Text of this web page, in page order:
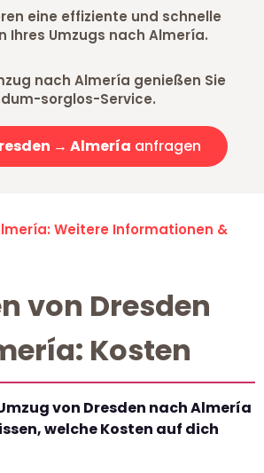
eine effiziente und schnelle
Ihres Umzugs nach Almería.
nach Almería genießen Sie
sorglos-Service.
→ Almería anfragen
Weitere Informationen &
von Dresden
Kosten
von Dresden nach Almería
welche Kosten auf dich